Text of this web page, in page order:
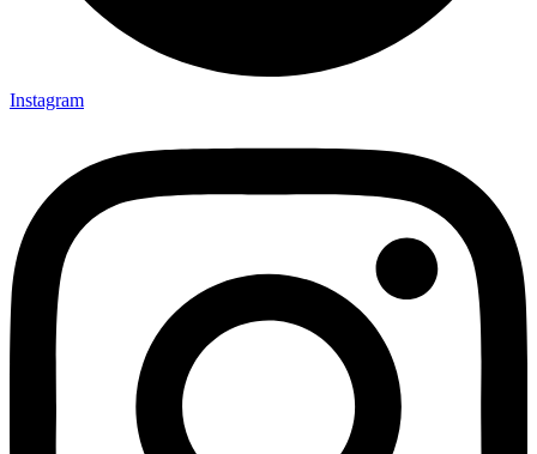
Instagram